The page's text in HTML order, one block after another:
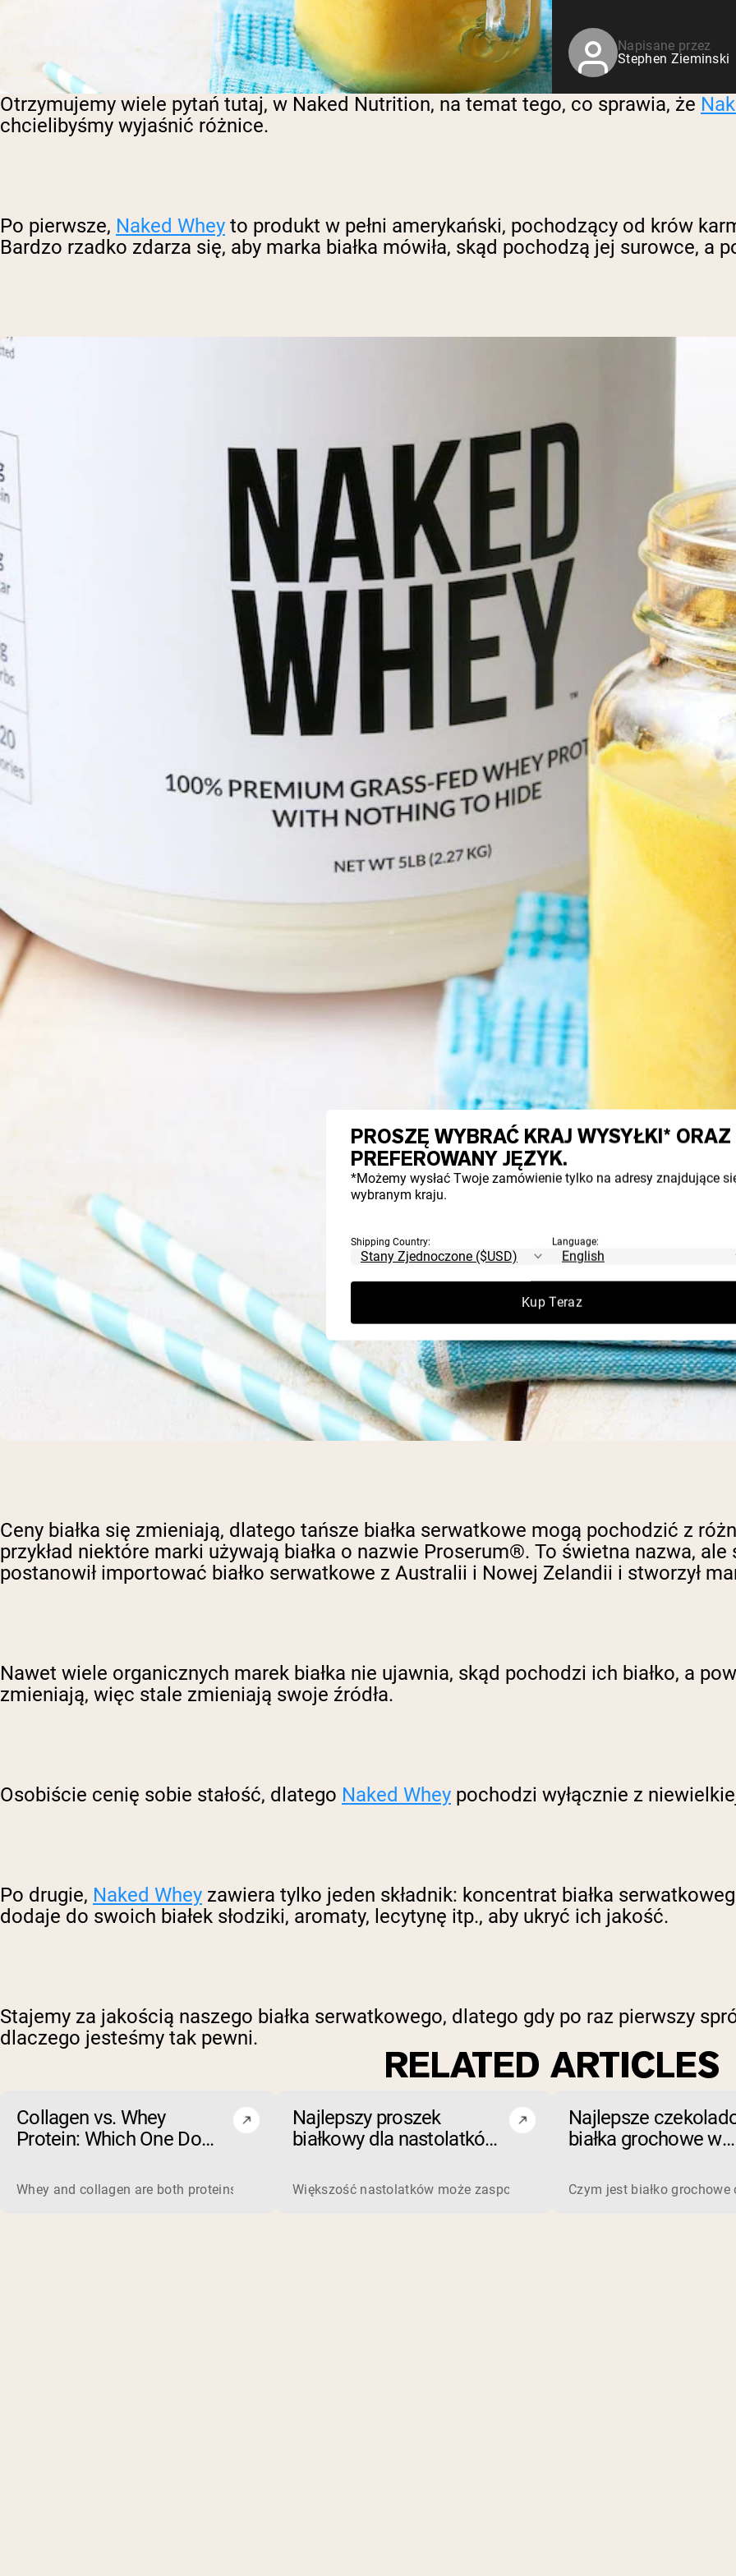
karmionych trawą
Shop All Odżywki Białkowe
Napisane przez
Stephen Zieminski
Otrzymujemy wiele pytań tutaj, w Naked Nutrition, na temat tego, co sprawia, że
chcielibyśmy wyjaśnić różnice.
Po pierwsze, Naked Whey to produkt w pełni amerykański, pochodzący od krów
Bardzo rzadko zdarza się, aby marka białka mówiła, skąd pochodzą jej surowce, a
Ceny białka się zmieniają, dlatego tańsze białka serwatkowe mogą pochodzić z
przykład niektóre marki używają białka o nazwie Proserum®. To świetna nazwa,
postanowił importować białko serwatkowe z Australii i Nowej Zelandii i stworzył
Nawet wiele organicznych marek białka nie ujawnia, skąd pochodzi ich białko, a
zmieniają, więc stale zmieniają swoje źródła.
Osobiście cenię sobie stałość, dlatego Naked Whey pochodzi wyłącznie z
Po drugie, Naked Whey zawiera tylko jeden składnik: koncentrat białka
dodaje do swoich białek słodziki, aromaty, lecytynę itp., aby ukryć ich jakość.
Stajemy za jakością naszego białka serwatkowego, dlatego gdy po raz pierwszy
dlaczego jesteśmy tak pewni.
RELATED ARTICLES
Collagen vs. Whey
Protein: Which One Do
Whey and collagen are both proteins, but they do different jobs, so one is not simply better than the other. Whey is
Najlepszy proszek
białkowy dla nastolatków:
czego unikać)
Większość nastolatków może zaspokoić swoje potrzeby białkowe
Najlepsze
białka grochowe w
Czym jest białko
PROSZĘ WYBRAĆ KRAJ WYSYŁKI* ORAZ
PREFEROWANY JĘZYK.
*Możemy wysłać Twoje zamówienie tylko na adresy znajdujące
wybranym kraju.
Shipping Country: Language:
Kup Teraz